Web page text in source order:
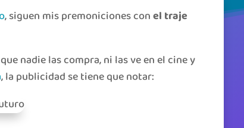
, siguen mis premoniciones conel traje
nadie las compra, ni las ve en el cine y
, la publicidad se tiene que notar: